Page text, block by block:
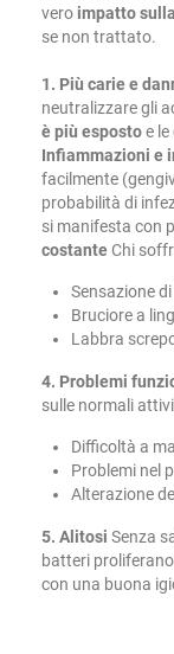
vero impatto
se non trattato.
1. Più carie e
neutralizzare gli
è più espostoe
Infiammazioni e
facilmente
probabilità di
si manifesta con
costanteChi
Sensazione
Bruciore a
Labbra
4. Problemi
sulle normali
Difficoltà a
Problemi nel
Alterazione
5. Alitosi Senza
batteri
con una buona